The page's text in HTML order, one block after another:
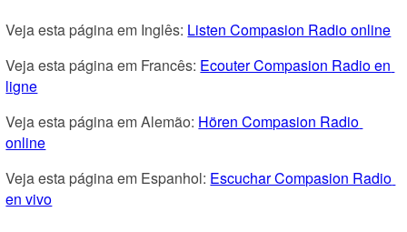
Veja esta página em Inglês: Listen Compasion Radio online
Veja esta página em Francês: Ecouter Compasion Radio en
ligne
Veja esta página em Alemão: Hören Compasion Radio
online
Veja esta página em Espanhol: Escuchar Compasion Radio
en vivo